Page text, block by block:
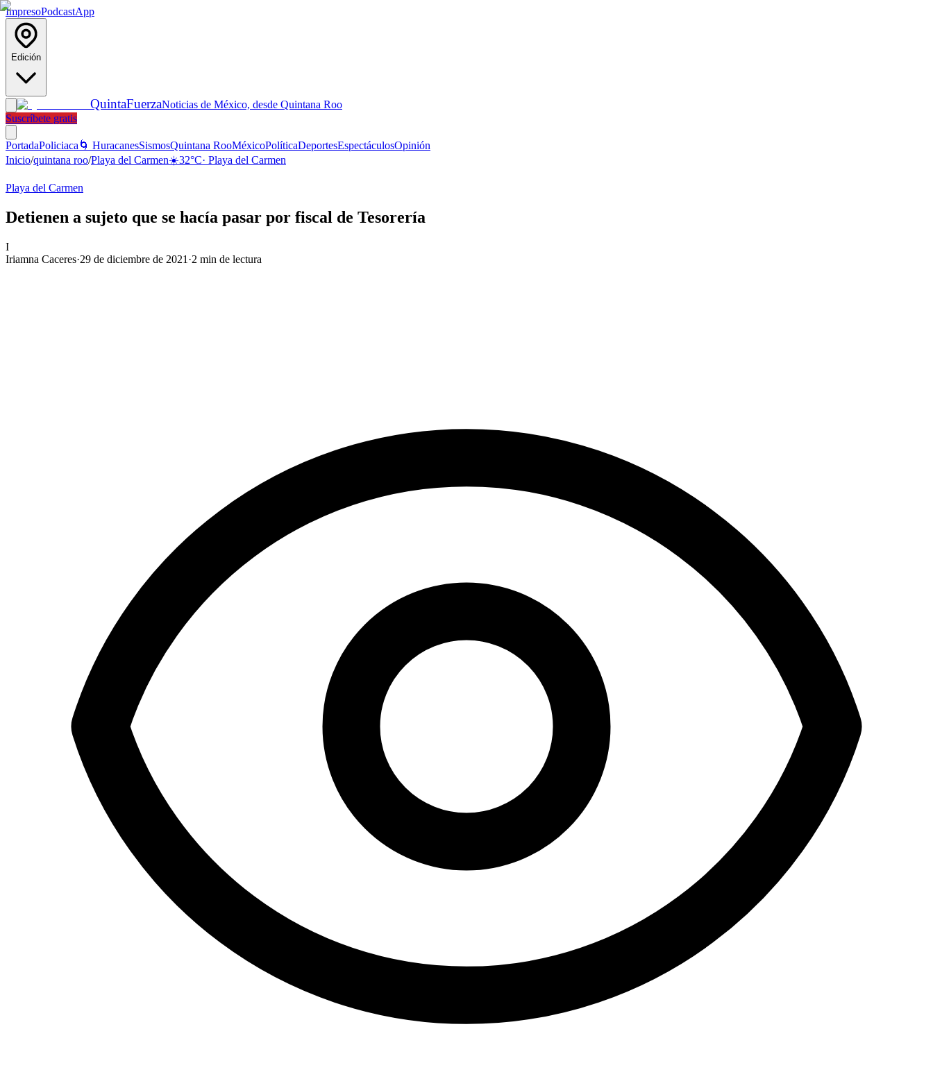
ImpresoPodcastApp
Edición
QuintaFuerzaNoticias de México, desde Quintana Roo
Suscríbete gratis
PortadaPoliciaca 🌀 HuracanesSismosQuintana RooMéxicoPolíticaDeportesEspectáculosOpinión
Inicio/quintana roo/Playa del Carmen☀️32°C· Playa del Carmen
Playa del Carmen
Detienen a sujeto que se hacía pasar por fiscal de Tesorería
I
Iriamna Caceres·29 de diciembre de 2021 ·2 min de lectura